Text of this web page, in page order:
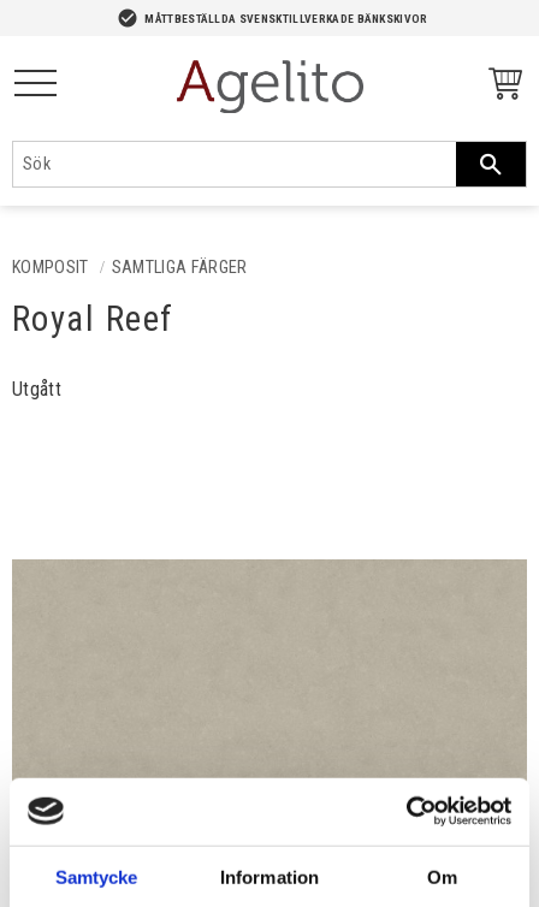
Samtycke Information Om
check_circle MÅTTBESTÄLLDA SVENSKTILLVERKADE BÄNKSKIVOR
KOMPOSIT SAMTLIGA FÄRGER
Royal Reef
Utgått